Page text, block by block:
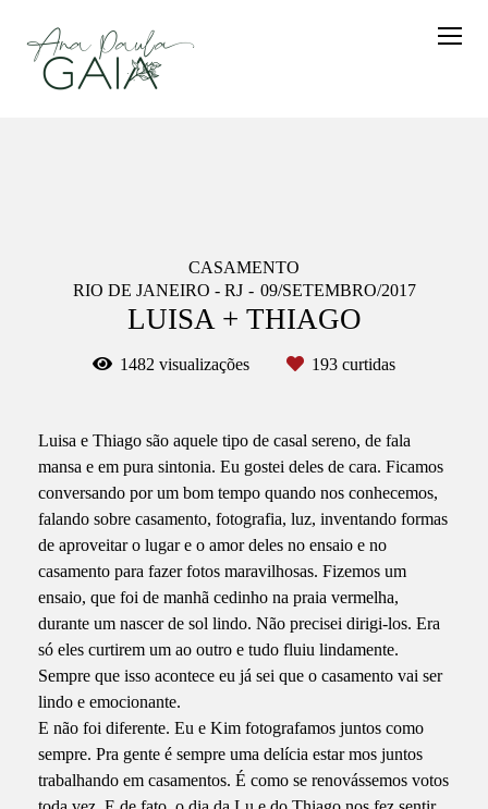
CASAMENTO
RIO DE JANEIRO - RJ
09/SETEMBRO/2017
LUISA + THIAGO
1482 visualizações 193 curtidas
Luisa e Thiago são aquele tipo de casal sereno, de fala
mansa e em pura sintonia. Eu gostei deles de cara. Ficamos
conversando por um bom tempo quando nos conhecemos,
falando sobre casamento, fotografia, luz, inventando formas
de aproveitar o lugar e o amor deles no ensaio e no
casamento para fazer fotos maravilhosas. Fizemos um
ensaio, que foi de manhã cedinho na praia vermelha,
durante um nascer de sol lindo. Não precisei dirigi-los. Era
só eles curtirem um ao outro e tudo fluiu lindamente.
Sempre que isso acontece eu já sei que o casamento vai ser
lindo e emocionante.
E não foi diferente. Eu e Kim fotografamos juntos como
sempre. Pra gente é sempre uma delícia estar mos juntos
trabalhando em casamentos. É como se renovássemos votos